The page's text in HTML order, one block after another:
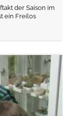
der Saison im
ein Freilos